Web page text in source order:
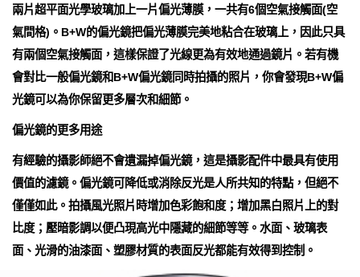
兩片超平面光學玻璃加上一片偏光薄膜，一共有6個空氣接觸面(空
氣間格)。B+W的偏光鏡把偏光薄膜完美地粘合在玻璃上，因此只具
有兩個空氣接觸面，這樣保證了光線更為有效地通過鏡片。若有機
會對比一般偏光鏡和B+W偏光鏡同時拍攝的照片，你會發現B+W偏
光鏡可以為你保留更多層次和細節。
偏光鏡的更多用途
有經驗的攝影師絕不會遺漏掉偏光鏡，這是攝影配件中最具有使用
價值的濾鏡。偏光鏡可降低或消除反光是人所共知的特點，但絕不
僅僅如此。拍攝風光照片時增加色彩飽和度；增加黑白照片上的對
比度；壓暗影調以便凸現高光中隱藏的細節等等。水面、玻璃表
面、光滑的油漆面、塑膠材質的表面反光都能有效得到控制。